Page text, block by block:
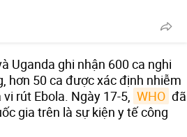
Uganda ghi nhận 600 ca nghi
hơn 50 ca được xác định nhiễm
rút Ebola. Ngày 17-5, WHO đã
gia trên là sự kiện y tế công